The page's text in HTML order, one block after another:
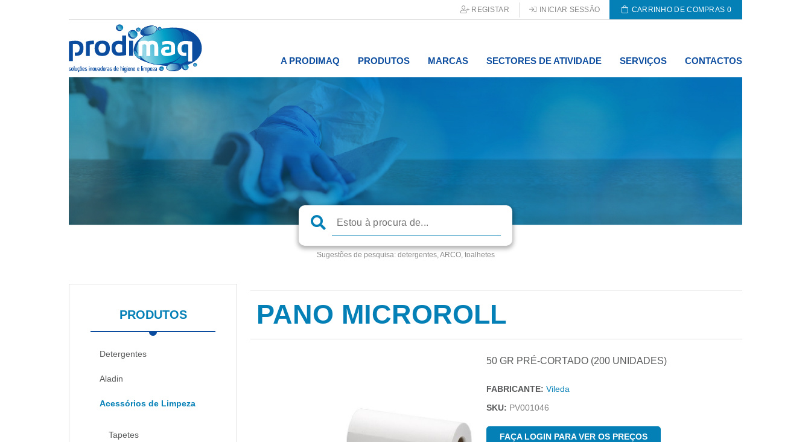
REGISTAR INICIAR SESSÃO CARRINHO DE COMPRAS 0
A PRODIMAQ PRODUTOS MARCAS SECTORES DE ATIVIDADE SERVIÇOS CONTACTOS
Sugestões de pesquisa:detergentes, ARCO, toalhetes
PRODUTOS
Detergentes
Aladin
Acessórios de Limpeza
Tapetes
PANO MICROROLL
50 GR PRÉ-CORTADO (200 UNIDADES)
FABRICANTE: Vileda
SKU: PV001046
FAÇA LOGIN PARA VER OS PREÇOS